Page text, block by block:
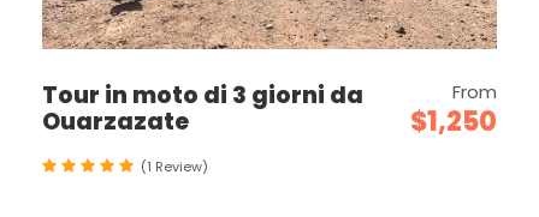
Tour in moto di 3 giorni da
Ouarzazate
From
$1,250
(1 Review)